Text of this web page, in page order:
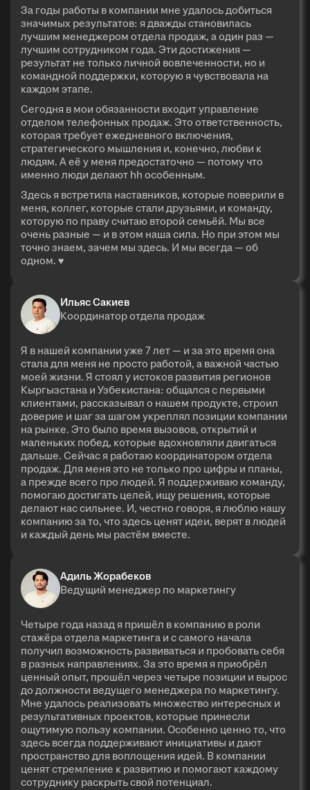
За годы работы в компании мне удалось добиться
значимых результатов: я дважды становилась
лучшим менеджером отдела продаж, а один раз —
лучшим сотрудником года. Эти достижения —
результат не только личной вовлеченности, но и
командной поддержки, которую я чувствовала на
каждом этапе.
Сегодня в мои обязанности входит управление
отделом телефонных продаж. Это ответственность,
которая требует ежедневного включения,
стратегического мышления и, конечно, любви к
людям. А её у меня предостаточно — потому что
именно люди делают hh особенным.
Здесь я встретила наставников, которые поверили в
меня, коллег, которые стали друзьями, и команду,
которую по праву считаю второй семьёй. Мы все
очень разные — и в этом наша сила. Но при этом мы
точно знаем, зачем мы здесь. И мы всегда — об
одном. ♥
Ильяс Сакиев
Координатор отдела продаж
Я в нашей компании уже 7 лет — и за это время она
стала для меня не просто работой, а важной частью
моей жизни. Я стоял у истоков развития регионов
Кыргызстана и Узбекистана: общался с первыми
клиентами, рассказывал о нашем продукте, строил
доверие и шаг за шагом укреплял позиции компании
на рынке. Это было время вызовов, открытий и
маленьких побед, которые вдохновляли двигаться
дальше. Сейчас я работаю координатором отдела
продаж. Для меня это не только про цифры и планы,
а прежде всего про людей. Я поддерживаю команду,
помогаю достигать целей, ищу решения, которые
делают нас сильнее. И, честно говоря, я люблю нашу
компанию за то, что здесь ценят идеи, верят в людей
и каждый день мы растём вместе.
Адиль Жорабеков
Ведущий менеджер по маркетингу
Четыре года назад я пришёл в компанию в роли
стажёра отдела маркетинга и с самого начала
получил возможность развиваться и пробовать себя
в разных направлениях. За это время я приобрёл
ценный опыт, прошёл через четыре позиции и вырос
до должности ведущего менеджера по маркетингу.
Мне удалось реализовать множество интересных и
результативных проектов, которые принесли
ощутимую пользу компании. Особенно ценно то, что
здесь всегда поддерживают инициативы и дают
пространство для воплощения идей. В компании
ценят стремление к развитию и помогают каждому
сотруднику раскрыть свой потенциал.